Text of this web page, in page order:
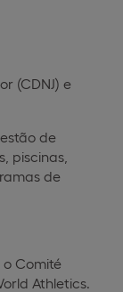
(CDNJ) e
de
piscinas,
de
o Comité
Athletics.